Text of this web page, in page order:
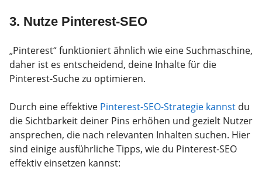
3. Nutze Pinterest-SEO
„Pinterest“ funktioniert ähnlich wie eine Suchmaschine,
daher ist es entscheidend, deine Inhalte für die
Pinterest-Suche zu optimieren.
Durch eine effektive Pinterest-SEO-Strategie kannst du
die Sichtbarkeit deiner Pins erhöhen und gezielt Nutzer
ansprechen, die nach relevanten Inhalten suchen. Hier
sind einige ausführliche Tipps, wie du Pinterest-SEO
effektiv einsetzen kannst: